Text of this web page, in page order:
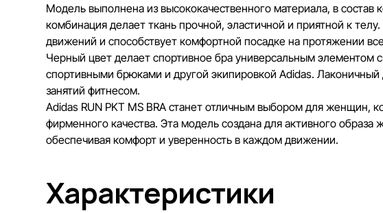
Модель выполнена из высококачественного материала, в состав
комбинация делает ткань прочной, эластичной и приятной к
движений и способствует комфортной посадке на протяжении
Черный цвет делает спортивное бра универсальным элементом
спортивными брюками и другой экипировкой Adidas.
занятий фитнесом.
Adidas RUN PKT MS BRA станет отличным выбором для женщин,
фирменного качества. Эта модель создана для активного
обеспечивая комфорт и уверенность в каждом движении.
Характеристики